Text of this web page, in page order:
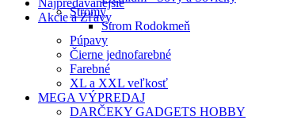
Najpredávanejšie
Akcie a Zľavy
Stromy
Strom Rodokmeň
Púpavy
Čierne jednofarebné
Farebné
XL a XXL veľkosť
MEGA VÝPREDAJ
DARČEKY GADGETS HOBBY